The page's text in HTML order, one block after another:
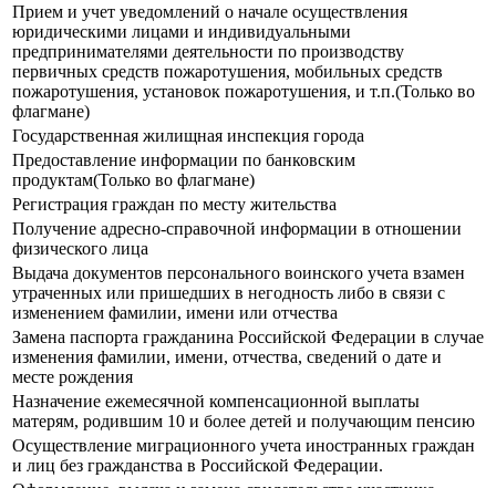
Прием и учет уведомлений о начале осуществления
юридическими лицами и индивидуальными
предпринимателями деятельности по производству
первичных средств пожаротушения, мобильных средств
пожаротушения, установок пожаротушения, и т.п.(Только во
флагмане)
Государственная жилищная инспекция города
Предоставление информации по банковским
продуктам(Только во флагмане)
Регистрация граждан по месту жительства
Получение адресно-справочной информации в отношении
физического лица
Выдача документов персонального воинского учета взамен
утраченных или пришедших в негодность либо в связи с
изменением фамилии, имени или отчества
Замена паспорта гражданина Российской Федерации в случае
изменения фамилии, имени, отчества, сведений о дате и
месте рождения
Назначение ежемесячной компенсационной выплаты
матерям, родившим 10 и более детей и получающим пенсию
Осуществление миграционного учета иностранных граждан
и лиц без гражданства в Российской Федерации.